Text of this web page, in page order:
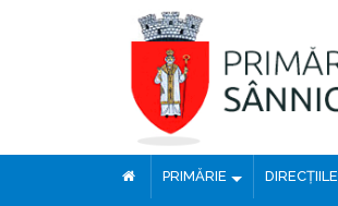
PRIMĂRIE